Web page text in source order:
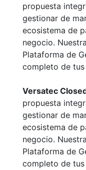
propuesta
gestionar de
ecosistema de
negocio.
Plataforma de
completo de
Versatec
propuesta
gestionar de
ecosistema de
negocio.
Plataforma de
completo de